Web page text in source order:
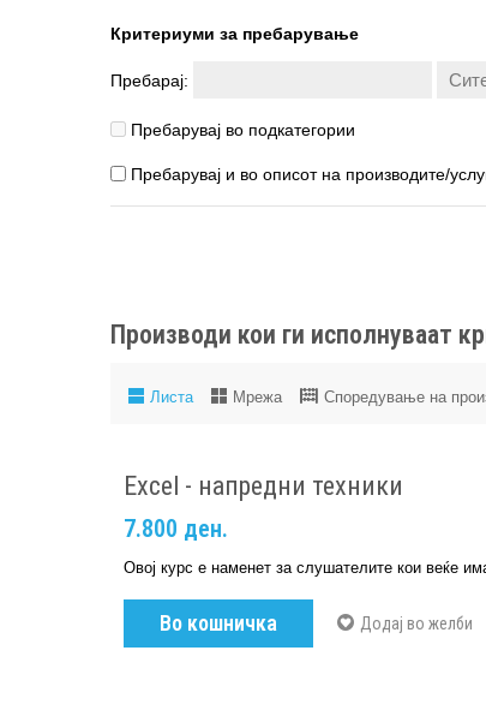
Критериуми за пребарување
Пребарај:
Пребарувај во подкатегории
Пребарувај и во описот на производите/
Производи кои ги исполнуваат
Листа Мрежа Споредување на
Excel - напредни техники
7.800 ден.
Овој курс е наменет за слушателите кои веќе
Во кошничка Додај во желби